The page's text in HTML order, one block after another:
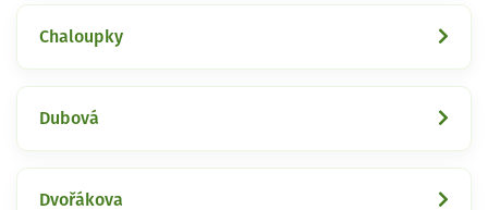
Chaloupky
Dubová
Dvořákova